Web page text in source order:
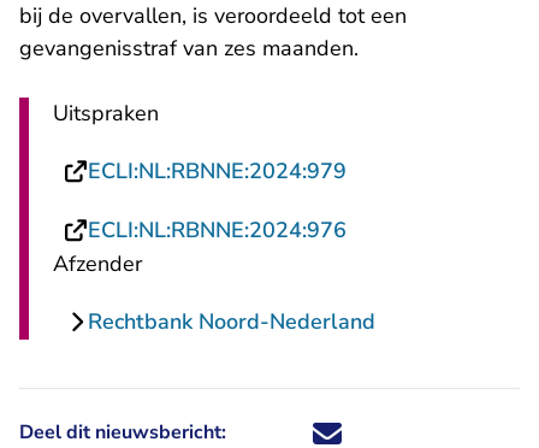
bij de overvallen, is veroordeeld tot een
gevangenisstraf van zes maanden.
Uitspraken
ECLI:NL:RBNNE:2024:979
ECLI:NL:RBNNE:2024:976
Afzender
Rechtbank Noord-Nederland
Deel dit nieuwsbericht: Deel dit nieuwsbericht via X -
Deel dit nieuwsbericht via
Deel dit nieuwsbericht
Deel dit